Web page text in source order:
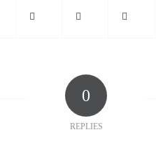
0
REPLIES